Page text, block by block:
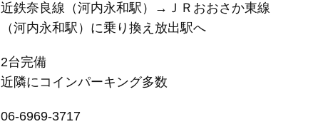
近鉄奈良線（河内永和駅）→ＪＲおおさか東線
（河内永和駅）に乗り換え放出駅へ
2台完備
近隣にコインパーキング多数
06-6969-3717